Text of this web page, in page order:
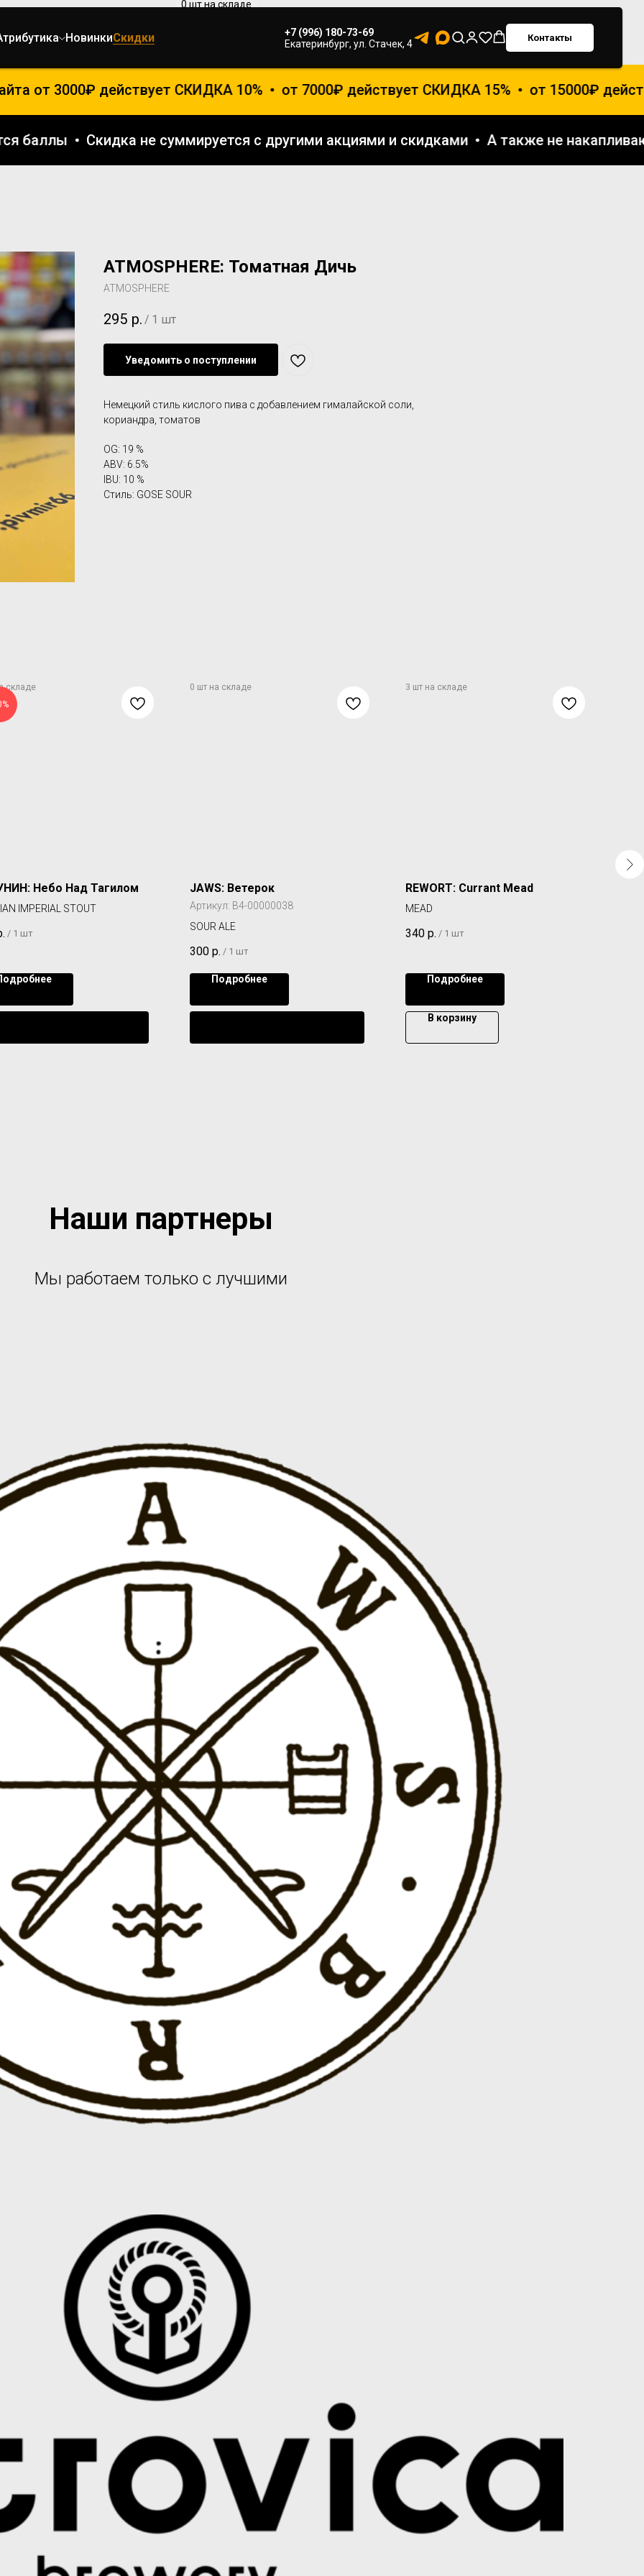
НовинкиСкидки
+7 (996) 180-73-69
Екатеринбург, ул. Стачек, 4
Контакты
от 3000₽ действует СКИДКА 10% от 7000₽ действует СКИДКА 15% от 15000₽
баллы Скидка не суммируется с другими акциями и скидками А также не
ATMOSPHERE: Томатная Дичь
ATMOSPHERE
295 р. / 1 шт
Уведомить о поступлении
Немецкий стиль кислого пива с добавлением гималайской соли,
кориандра, томатов
OG: 19 %
ABV: 6.5%
IBU: 10 %
Стиль: GOSE SOUR
Небо Над Тагилом
IMPERIAL STOUT
/ 1 шт
JAWS: Ветерок
Артикул: B4-00000038
SOUR ALE
300 р. / 1 шт
Подробнее
REWORT: Currant Mead
MEAD
340 р. / 1 шт
Подробнее
В корзину
Наши партнеры
Мы работаем только с лучшими